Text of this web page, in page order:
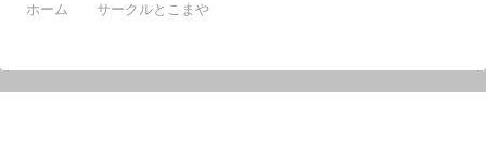
ホーム サークルとこまや